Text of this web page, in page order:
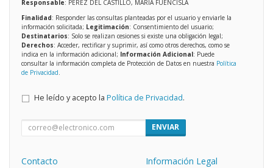
Responsable: PEREZ DEL CASTILLO, MARIA FUENCISLA
Finalidad: Responder las consultas planteadas por el usuario y enviarle la
información solicitada; Legitimación: Consentimiento del usuario;
Destinatarios: Solo se realizan cesiones si existe una obligación legal;
Derechos: Acceder, rectificar y suprimir, así como otros derechos, como se
indica en la información adicional; Información Adicional: Puede
consultar la información completa de Protección de Datos en nuestra Política
de Privacidad.
He leído y acepto la Política de Privacidad.
ENVIAR
Contacto
Información Legal